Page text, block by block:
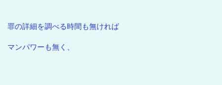
罪の詳細を調べる時間も無ければ
マンパワーも無く、